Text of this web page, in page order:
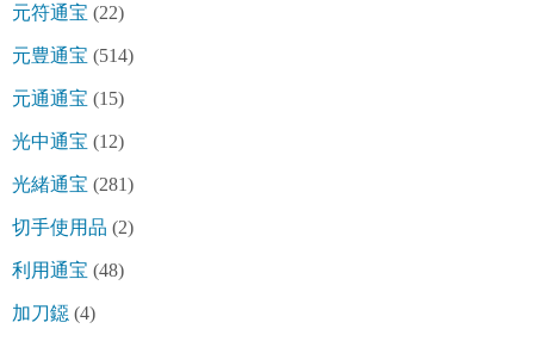
元符通宝 (22)
元豊通宝 (514)
元通通宝 (15)
光中通宝 (12)
光緒通宝 (281)
切手使用品 (2)
利用通宝 (48)
加刀鐚 (4)